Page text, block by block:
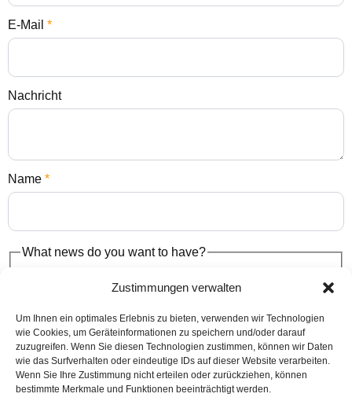
Zustimmungen verwalten
Um Ihnen ein optimales Erlebnis zu bieten, verwenden wir Technologien
wie Cookies, um Geräteinformationen zu speichern und/oder darauf
zuzugreifen. Wenn Sie diesen Technologien zustimmen, können wir Daten
wie das Surfverhalten oder eindeutige IDs auf dieser Website verarbeiten.
Wenn Sie Ihre Zustimmung nicht erteilen oder zurückziehen, können
bestimmte Merkmale und Funktionen beeinträchtigt werden.
E-Mail *
Nachricht
Name *
What news do you want to have?
For Medical Doctor MD/DO
For Allied Health Professionals (AHP) nutritionist,
dentistry and so on
Fachärzte für psychische Gesundheit (MHS)
Complementary & Wellness Practitioners (CWP)
Personal trainer, beutycian
Clinics & Medical Facilities